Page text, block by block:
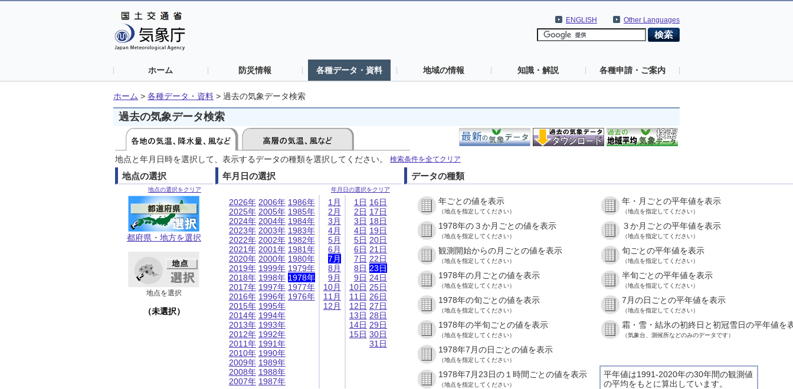
Other Languages
ENGLISH
ホーム 防災情報 各種データ・資料 地域の情報 知識・解説 各種申請・ご案内
ホーム > 各種データ・資料 > 過去の気象データ検索
過去の気象データ検索
地点と年月日時を選択して、表示するデータの種類を選択してください。 検索条件を全てクリア
地点の選択
地点の選択をクリア
都府県・地方を選択
地点を選択
（未選択）
年月日の選択
年月日の選択をクリア
2026年
2025年
2024年
2023年
2022年
2021年
2020年
2019年
2018年
2017年
2016年
2015年
2014年
2013年
2012年
2011年
2010年
2009年
2008年
2007年
2006年
2005年
2004年
2003年
2002年
2001年
2000年
1999年
1998年
1997年
1996年
1995年
1994年
1993年
1992年
1991年
1990年
1989年
1988年
1987年
1986年
1985年
1984年
1983年
1982年
1981年
1980年
1979年
1978年
1977年
1976年
1月
2月
3月
4月
5月
6月
7月
8月
9月
10月
11月
12月
1日
2日
3日
4日
5日
6日
7日
8日
9日
10日
11日
12日
13日
14日
15日
16日
17日
18日
19日
20日
21日
22日
23日
24日
25日
26日
27日
28日
29日
30日
31日
データの種類
年ごとの値を表示
（地点を指定してください）
年・月ごとの平年値を表示
（地点を指定してください）
1978年の３か月ごとの値を表示
（地点を指定してください）
３か月ごとの平年値を表示
（地点を指定してください）
観測開始からの月ごとの値を表示
（地点を指定してください）
旬ごとの平年値を表示
（地点を指定してください）
1978年の月ごとの値を表示
（地点を指定してください）
半旬ごとの平年値を表示
（地点を指定してください）
1978年の旬ごとの値を表示
（地点を指定してください）
7月の日ごとの平年値を表示
（地点を指定してください）
1978年の半旬ごとの値を表示
（地点を指定してください）
霜・雪・結氷の初終日と初冠雪日の平年値を
（気象台、測候所などのみのデータです）
1978年7月の日ごとの値を表示
（地点を指定してください）
平年値は1991-2020年の30年間の観測値
の平均をもとに算出しています。
1978年7月23日の１時間ごとの値を表示
（地点を指定してください）